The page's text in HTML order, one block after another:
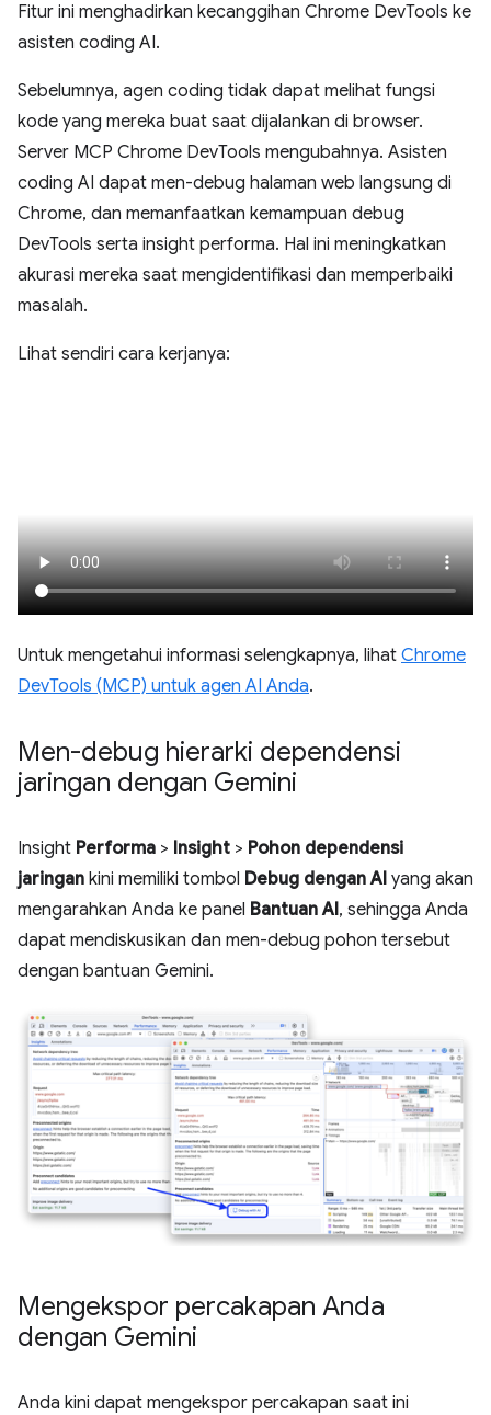
Fitur ini menghadirkan kecanggihan Chrome DevTools ke
asisten coding AI.
Sebelumnya, agen coding tidak dapat melihat fungsi
kode yang mereka buat saat dijalankan di browser.
Server MCP Chrome DevTools mengubahnya. Asisten
coding AI dapat men-debug halaman web langsung di
Chrome, dan memanfaatkan kemampuan debug
DevTools serta insight performa. Hal ini meningkatkan
akurasi mereka saat mengidentifikasi dan memperbaiki
masalah.
Lihat sendiri cara kerjanya:
Untuk mengetahui informasi selengkapnya, lihat Chrome
DevTools (MCP) untuk agen AI Anda.
Men-debug hierarki dependensi
jaringan dengan Gemini
Insight Performa > Insight > Pohon dependensi
jaringan kini memiliki tombol Debug dengan AI yang akan
mengarahkan Anda ke panel Bantuan AI, sehingga Anda
dapat mendiskusikan dan men-debug pohon tersebut
dengan bantuan Gemini.
Mengekspor percakapan Anda
dengan Gemini
Anda kini dapat mengekspor percakapan saat ini